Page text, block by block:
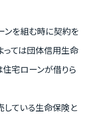
せ
こちら
を組む時に契約を
っては団体信用生命
宅ローンが借りら
ている生命保険と